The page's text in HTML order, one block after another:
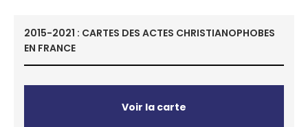
2015-2021 : CARTES DES ACTES CHRISTIANOPHOBES
EN FRANCE
Voir la carte